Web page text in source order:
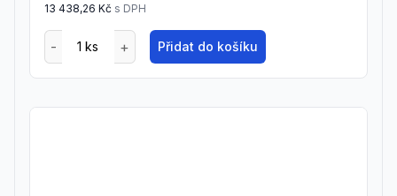
13 438,26 Kč s DPH
Přidat do košíku